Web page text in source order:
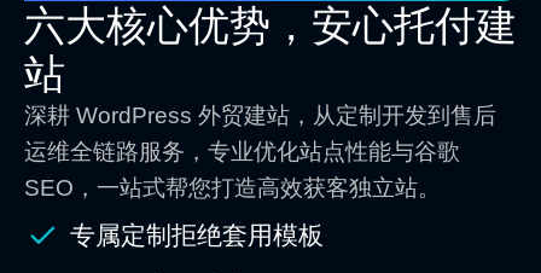
六大核心优势，安心托付建
站
深耕 WordPress 外贸建站，从定制开发到售后
运维全链路服务，专业优化站点性能与谷歌
SEO，一站式帮您打造高效获客独立站。
专属定制拒绝套用模板